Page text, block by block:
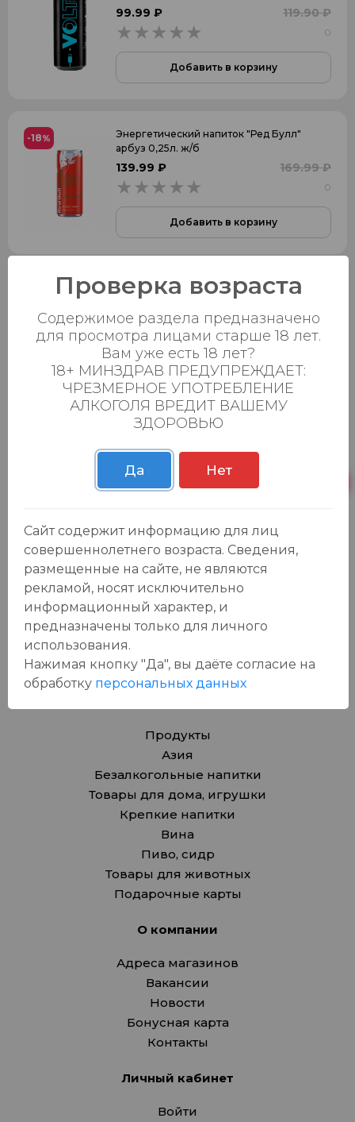
99.99 ₽ 119.90 ₽
0
Добавить в корзину
-18%
Энергетический напиток "Ред Булл"
арбуз 0,25л. ж/б
139.99 ₽ 169.99 ₽
0
Добавить в корзину
Энергетик "VOLT ENERGI" Манго и Лайм
99.99 ₽ 119.90 ₽
0
Добавить в корзину
Блю Эдишн" черника 0,25л.
139.99 ₽
Добавить в корзину
1 2 3 4
Продукты
Азия
Безалкогольные напитки
Товары для дома, игрушки
Крепкие напитки
Вина
Пиво, сидр
Товары для животных
Подарочные карты
О компании
Адреса магазинов
Вакансии
Новости
Бонусная карта
Контакты
Личный кабинет
Войти
Проверка возраста
Содержимое раздела предназначено
для просмотра лицами старше 18 лет.
Вам уже есть 18 лет?
18+ МИНЗДРАВ ПРЕДУПРЕЖДАЕТ:
ЧРЕЗМЕРНОЕ УПОТРЕБЛЕНИЕ
АЛКОГОЛЯ ВРЕДИТ ВАШЕМУ
ЗДОРОВЬЮ
Да Нет
Сайт содержит информацию для лиц
совершеннолетнего возраста. Сведения,
размещенные на сайте, не являются
рекламой, носят исключительно
информационный характер, и
предназначены только для личного
использования.
Нажимая кнопку "Да", вы даёте cогласие на
обработку персональных данных